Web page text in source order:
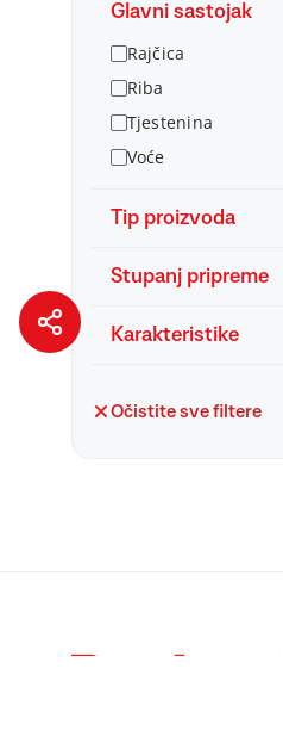
Glavni sastojak
Rajčica
Riba
Tjestenina
Voće
Tip proizvoda
Stupanj pripreme
Karakteristike
Očistite sve filtere